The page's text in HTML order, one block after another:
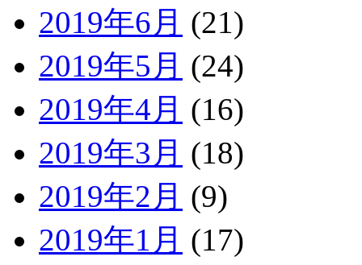
2019年6月 (21)
2019年5月 (24)
2019年4月 (16)
2019年3月 (18)
2019年2月 (9)
2019年1月 (17)